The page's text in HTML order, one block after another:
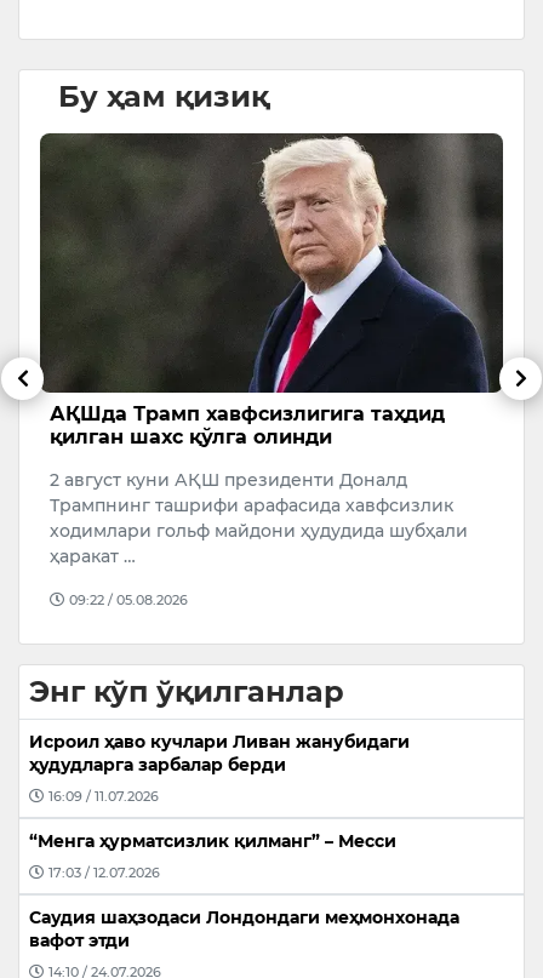
Бу ҳам қизиқ
АҚШда Трамп хавфсизлигига таҳдид
қилган шахс қўлга олинди
2 август куни АҚШ президенти Доналд
Трампнинг ташрифи арафасида хавфсизлик
ходимлари гольф майдони ҳудудида шубҳали
ҳаракат …
09:22 / 05.08.2026
Энг кўп ўқилганлар
Исроил ҳаво кучлари Ливан жанубидаги
ҳудудларга зарбалар берди
16:09 / 11.07.2026
“Менга ҳурматсизлик қилманг” – Месси
17:03 / 12.07.2026
Саудия шаҳзодаси Лондондаги меҳмонхонада
вафот этди
14:10 / 24.07.2026